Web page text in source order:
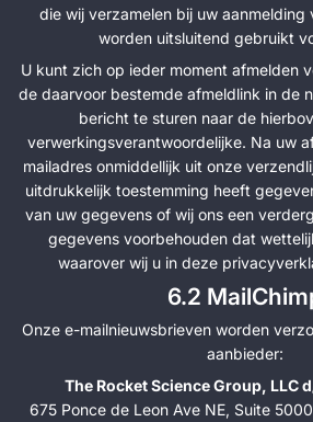
die wij verzamelen bij uw aanmelding
worden uitsluitend gebruikt
U kunt zich op ieder moment afmelden
de daarvoor bestemde afmeldlink in de
bericht te sturen naar de
verwerkingsverantwoordelijke. Na uw
mailadres onmiddellijk uit onze
uitdrukkelijk toestemming heeft
van uw gegevens of wij ons een
gegevens voorbehouden dat
waarover wij u in deze
6.2
Onze e-mailnieuwsbrieven worden
aanbieder:
The Rocket Science Group, LLC
675 Ponce de Leon Ave NE, Suite